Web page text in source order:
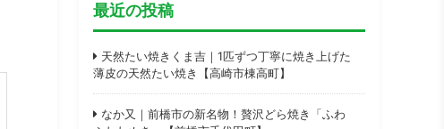
最近の投稿
天然たい焼きくま吉｜1匹ずつ丁寧に焼き上げた
薄皮の天然たい焼き【高崎市棟高町】
なか又｜前橋市の新名物！贅沢どら焼き「ふわ